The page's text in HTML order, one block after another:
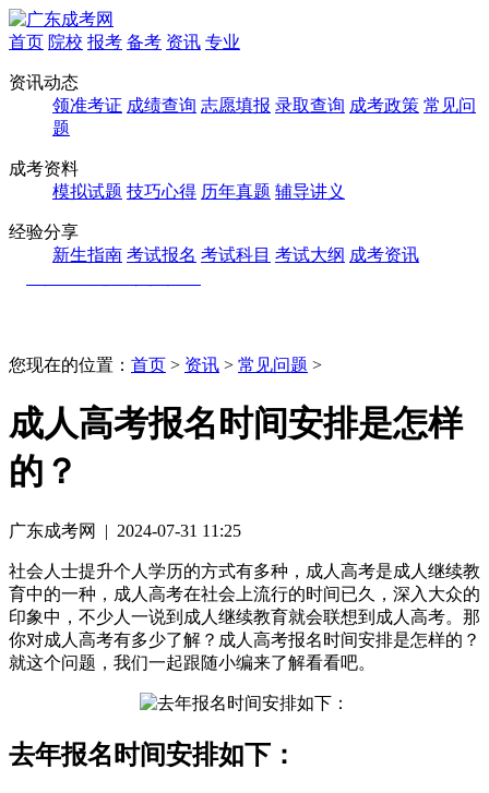
首页 院校 报考 备考 资讯 专业
资讯动态
领准考证 成绩查询 志愿填报 录取查询 成考政策 常见问
题
成考资料
模拟试题 技巧心得 历年真题 辅导讲义
经验分享
新生指南 考试报名 考试科目 考试大纲 成考资讯
您现在的位置： 首页 > 资讯 > 常见问题 >
成人高考报名时间安排是怎样
的？
广东成考网 | 2024-07-31 11:25
社会人士提升个人学历的方式有多种，成人高考是成人继续教
育中的一种，成人高考在社会上流行的时间已久，深入大众的
印象中，不少人一说到成人继续教育就会联想到成人高考。那
你对成人高考有多少了解？成人高考报名时间安排是怎样的？
就这个问题，我们一起跟随小编来了解看看吧。
去年报名时间安排如下：